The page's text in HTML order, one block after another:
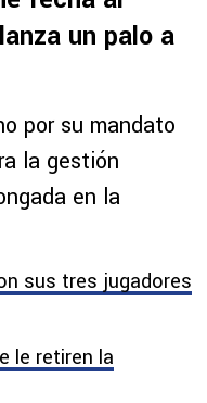
un palo a
por su mandato
la gestión
en la
sus tres jugadores
le retiren la